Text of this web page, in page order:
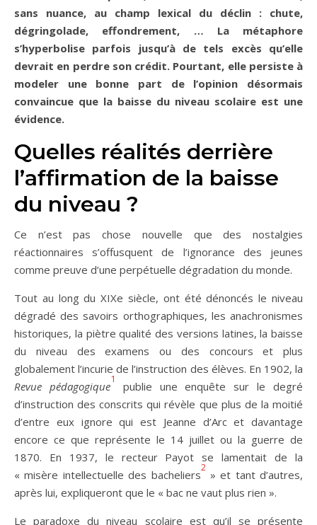
sans nuance, au champ lexical du déclin : chute,
dégringolade, effondrement, … La métaphore
s’hyperbolise parfois jusqu’à de tels excès qu’elle
devrait en perdre son crédit. Pourtant, elle persiste à
modeler une bonne part de l’opinion désormais
convaincue que la baisse du niveau scolaire est une
évidence.
Quelles réalités derrière
l’affirmation de la baisse
du niveau ?
Ce n’est pas chose nouvelle que des nostalgies
réactionnaires s’offusquent de l’ignorance des jeunes
comme preuve d’une perpétuelle dégradation du monde.
Tout au long du XIXe siècle, ont été dénoncés le niveau
dégradé des savoirs orthographiques, les anachronismes
historiques, la piètre qualité des versions latines, la baisse
du niveau des examens ou des concours et plus
globalement l’incurie de l’instruction des élèves. En 1902, la
Revue pédagogique
1
publie une enquête sur le degré
d’instruction des conscrits qui révèle que plus de la moitié
d’entre eux ignore qui est Jeanne d’Arc et davantage
encore ce que représente le 14 juillet ou la guerre de
1870. En 1937, le recteur Payot se lamentait de la
« misère intellectuelle des bacheliers
2
» et tant d’autres,
après lui, expliqueront que le « bac ne vaut plus rien ».
Le paradoxe du niveau scolaire est qu’il se présente